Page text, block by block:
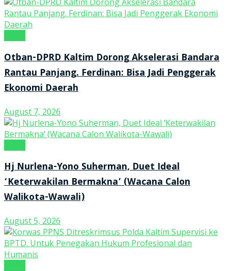
Otban-DPRD Kaltim Dorong Akselerasi Bandara
Rantau Panjang. Ferdinan: Bisa Jadi Penggerak
Ekonomi Daerah
August 7, 2026
Hj Nurlena-Yono Suherman, Duet Ideal
‘Keterwakilan Bermakna’ (Wacana Calon
Walikota-Wawali)
August 5, 2026